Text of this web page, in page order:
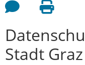
Feedback an Autor
Seite drucken
Stadt Graz